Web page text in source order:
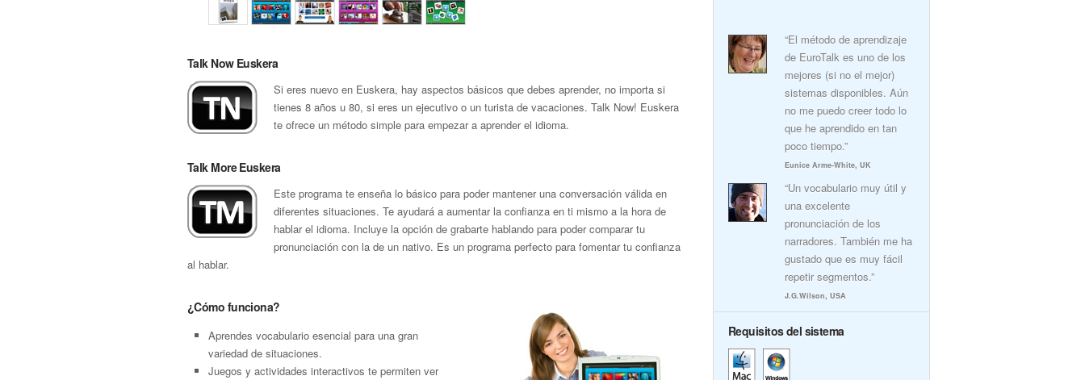
Talk Now Euskera
Si eres nuevo en Euskera, hay aspectos básicos que debes aprender, no importa si
tienes 8 años u 80, si eres un ejecutivo o un turista de vacaciones. Talk Now! Euskera
te ofrece un método simple para empezar a aprender el idioma.
Talk More Euskera
Este programa te enseña lo básico para poder mantener una conversación válida en
diferentes situaciones. Te ayudará a aumentar la confianza en ti mismo a la hora de
hablar el idioma. Incluye la opción de grabarte hablando para poder comparar tu
pronunciación con la de un nativo. Es un programa perfecto para fomentar tu confianza
al hablar.
¿Cómo funciona?
Aprendes vocabulario esencial para una gran
variedad de situaciones.
Juegos y actividades interactivos te permiten ver
“El método de aprendizaje
de EuroTalk es uno de los
mejores (si no el mejor)
sistemas disponibles. Aún
no me puedo creer todo lo
que he aprendido en tan
poco tiempo.”
Eunice Arme-White, UK
“Un vocabulario muy útil y
una excelente
pronunciación de los
narradores. También me ha
gustado que es muy fácil
repetir segmentos.”
J.G.Wilson, USA
Requisitos del sistema